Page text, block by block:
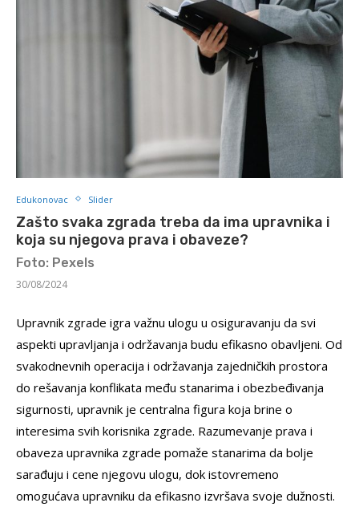
Edukonovac Slider
Zašto svaka zgrada treba da ima upravnika i
koja su njegova prava i obaveze?
Foto: Pexels
30/08/2024
Upravnik zgrade igra važnu ulogu u osiguravanju da svi
aspekti upravljanja i održavanja budu efikasno obavljeni. Od
svakodnevnih operacija i održavanja zajedničkih prostora
do rešavanja konflikata među stanarima i obezbeđivanja
sigurnosti, upravnik je centralna figura koja brine o
interesima svih korisnika zgrade. Razumevanje prava i
obaveza upravnika zgrade pomaže stanarima da bolje
sarađuju i cene njegovu ulogu, dok istovremeno
omogućava upravniku da efikasno izvršava svoje dužnosti.